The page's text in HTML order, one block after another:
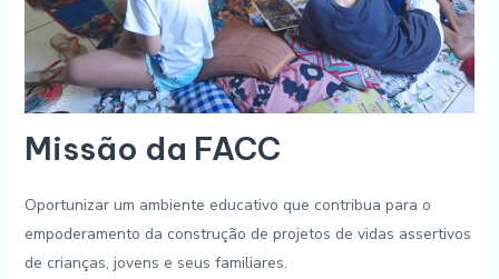
Missão da FACC
Oportunizar um ambiente educativo que contribua para o
empoderamento da construção de projetos de vidas assertivos
de crianças, jovens e seus familiares.